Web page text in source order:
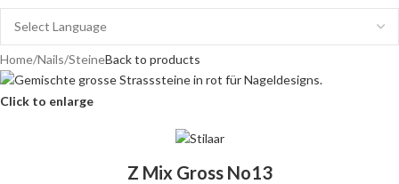
Home/Nails/SteineBack to products
Click to enlarge
Z Mix Gross No13